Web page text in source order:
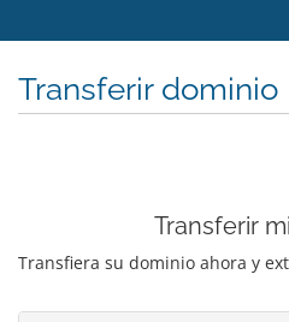
Transferir dominio
Transferir
Transfiera su dominio ahora y